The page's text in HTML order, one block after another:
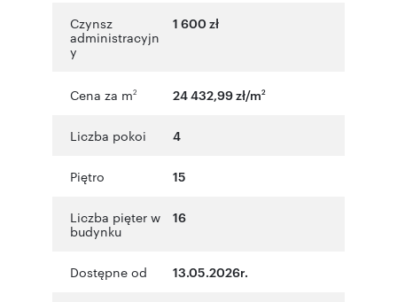
Czynsz
administracyjn
y
1 600 zł
Cena za m2 24 432,99 zł/m2
Liczba pokoi 4
Piętro 15
Liczba pięter w
budynku
16
Dostępne od 13.05.2026r.